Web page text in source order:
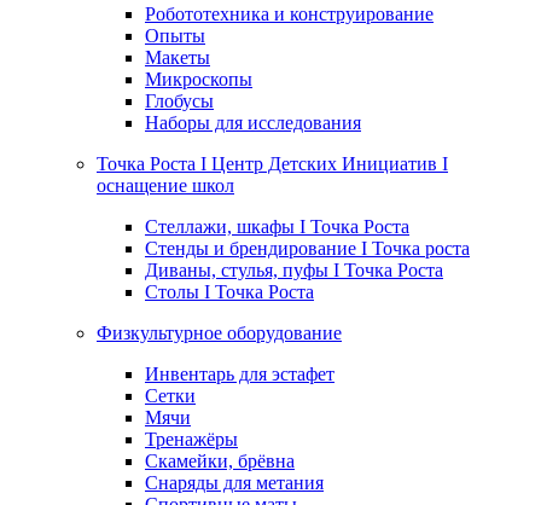
Робототехника и конструирование
Опыты
Макеты
Микроскопы
Глобусы
Наборы для исследования
Точка Роста I Центр Детских Инициатив I
оснащение школ
Стеллажи, шкафы I Точка Роста
Стенды и брендирование I Точка роста
Диваны, стулья, пуфы I Точка Роста
Столы I Точка Роста
Физкультурное оборудование
Инвентарь для эстафет
Сетки
Мячи
Тренажёры
Скамейки, брёвна
Снаряды для метания